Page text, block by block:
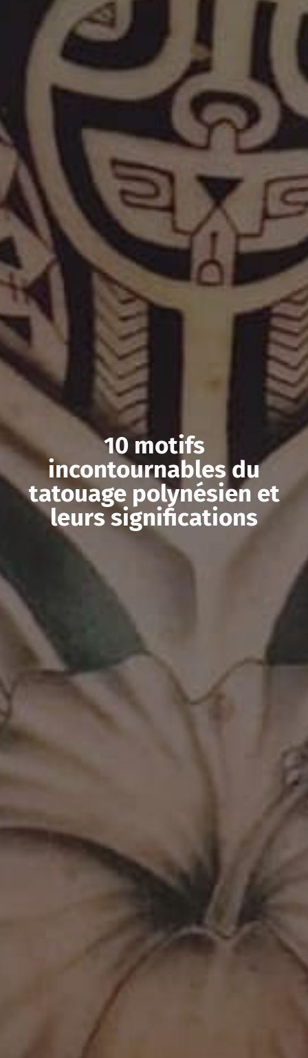
10 motifs
incontournables du
tatouage polynésien et
leurs significations